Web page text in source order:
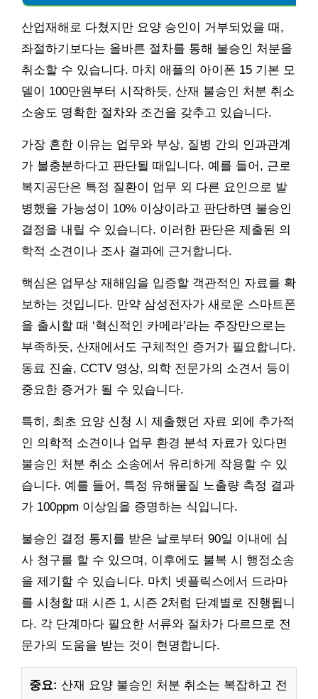
산업재해로 다쳤지만 요양 승인이 거부되었을 때,
좌절하기보다는 올바른 절차를 통해 불승인 처분을
취소할 수 있습니다. 마치 애플의 아이폰 15 기본 모
델이 100만원부터 시작하듯, 산재 불승인 처분 취소
소송도 명확한 절차와 조건을 갖추고 있습니다.
가장 흔한 이유는 업무와 부상, 질병 간의 인과관계
가 불충분하다고 판단될 때입니다. 예를 들어, 근로
복지공단은 특정 질환이 업무 외 다른 요인으로 발
병했을 가능성이 10% 이상이라고 판단하면 불승인
결정을 내릴 수 있습니다. 이러한 판단은 제출된 의
학적 소견이나 조사 결과에 근거합니다.
핵심은 업무상 재해임을 입증할 객관적인 자료를 확
보하는 것입니다. 만약 삼성전자가 새로운 스마트폰
을 출시할 때 ‘혁신적인 카메라’라는 주장만으로는
부족하듯, 산재에서도 구체적인 증거가 필요합니다.
동료 진술, CCTV 영상, 의학 전문가의 소견서 등이
중요한 증거가 될 수 있습니다.
특히, 최초 요양 신청 시 제출했던 자료 외에 추가적
인 의학적 소견이나 업무 환경 분석 자료가 있다면
불승인 처분 취소 소송에서 유리하게 작용할 수 있
습니다. 예를 들어, 특정 유해물질 노출량 측정 결과
가 100ppm 이상임을 증명하는 식입니다.
불승인 결정 통지를 받은 날로부터 90일 이내에 심
사 청구를 할 수 있으며, 이후에도 불복 시 행정소송
을 제기할 수 있습니다. 마치 넷플릭스에서 드라마
를 시청할 때 시즌 1, 시즌 2처럼 단계별로 진행됩니
다. 각 단계마다 필요한 서류와 절차가 다르므로 전
문가의 도움을 받는 것이 현명합니다.
중요: 산재 요양 불승인 처분 취소는 복잡하고 전